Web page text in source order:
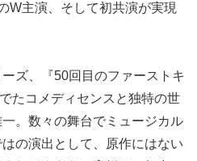
W主演、そして初共演が実現
ズ、『50回目のファーストキ
たコメディセンスと独特の世
。数々の舞台でミュージカル
の演出として、原作にはない